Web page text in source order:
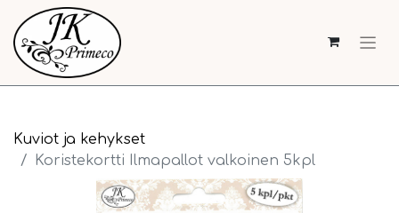
Kuviot ja kehykset
Koristekortti Ilmapallot valkoinen 5kpl